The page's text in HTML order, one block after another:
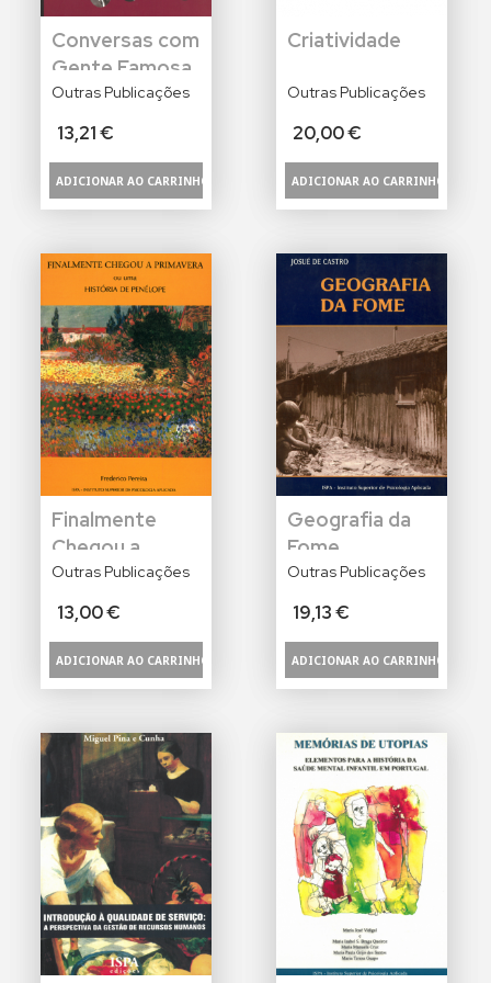
Conversas com
Gente Famosa
Outras Publicações
13,21 €
Criatividade
Outras Publicações
20,00 €
Finalmente
Chegou a
Primavera ou
uma História de
Penélope
Outras Publicações
13,00 €
Geografia da
Fome
Outras Publicações
19,13 €